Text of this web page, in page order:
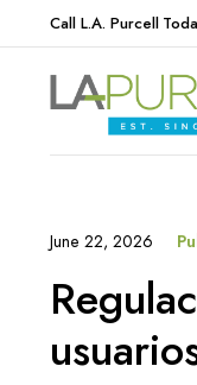
Call L.A. Purcell
Hardware
June 22, 2026